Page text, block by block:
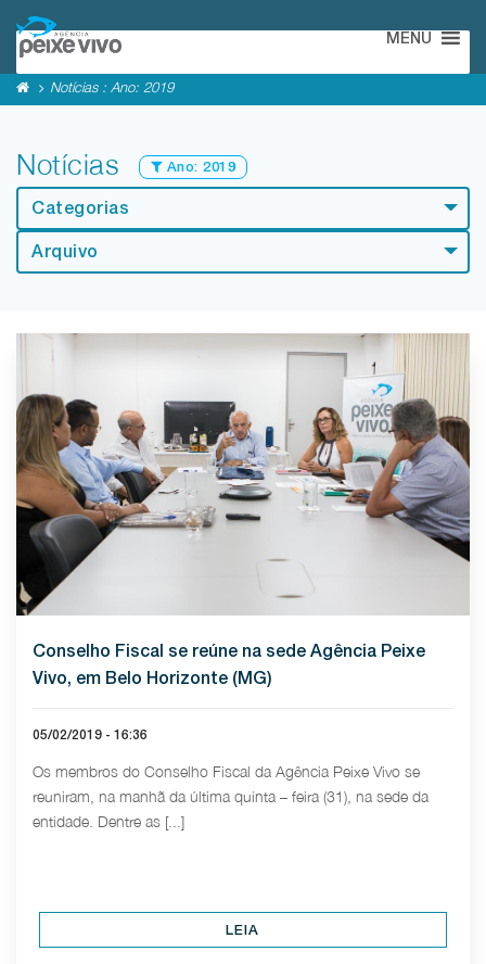
MENU
Notícias : Ano: 2019
Notícias Ano: 2019
Categorias
Arquivo
Conselho Fiscal se reúne na sede Agência Peixe
Vivo, em Belo Horizonte (MG)
05/02/2019 - 16:36
Os membros do Conselho Fiscal da Agência Peixe Vivo se
reuniram, na manhã da última quinta – feira (31), na sede da
entidade. Dentre as [...]
LEIA